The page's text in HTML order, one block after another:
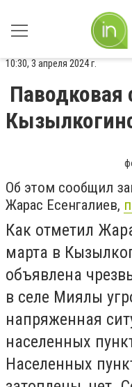
10:30, 3 апреля 2024 г.
Паводковая
Об этом сообщил
Жарас Есенгалиев,
Как отметил
марта в
объявлена
в селе Миялы
напряженная
населенных
Населенных